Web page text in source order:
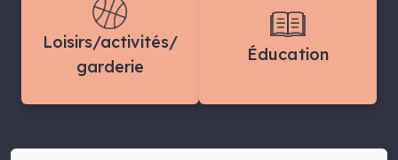
Loisirs/activités/
garderie
Éducation